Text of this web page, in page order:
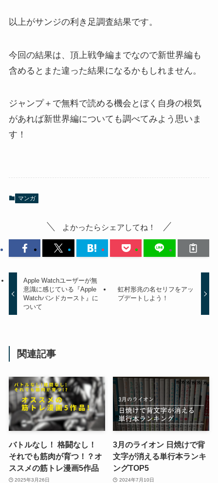
以上がサンジの利き足調査結果です。
今回の結果は、頂上戦争編までなので新世界編も
含めるとまた違った結果になるかもしれません。
ジャンプ＋で無料で読める機会とぼく自身の根気
があれば新世界編についても調べてみよう思いま
す！
マンガ
よかったらシェアしてね！
Apple Watchユーザーが無
意識に感じている『Apple
Watchバンドカースト』に
ついて
虹村形兆の名セリフをアッ
プデートしよう！
関連記事
バトルなし！ 格闘なし！
それでも筋肉が育つ！？オ
ススメの筋トレ漫画5作品
2025年3月26日
3月のライオン 日焼けで背
文字が消える単行本ランキ
ングTOP5
2024年7月10日